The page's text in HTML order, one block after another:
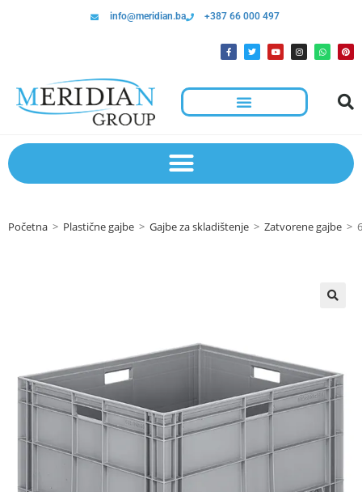
info@meridian.ba +387 66 000 497
Početna > Plastične gajbe > Gajbe za skladištenje > Zatvorene gajbe >